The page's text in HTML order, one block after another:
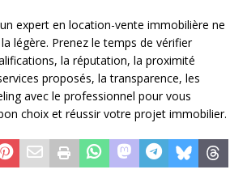
expert en location-vente immobilière ne
légère. Prenez le temps de vérifier
la réputation, la proximité
proposés, la transparence, les
avec le professionnel pour vous
choix et réussir votre projet immobilier.